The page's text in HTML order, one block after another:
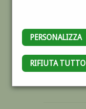
PERSONALIZZA
RIFIUTA TUTTO